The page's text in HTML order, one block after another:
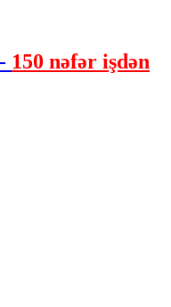
150 nəfər işdən